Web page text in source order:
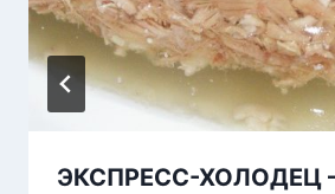
ЭКСПРЕСС-ХОЛОДЕЦ